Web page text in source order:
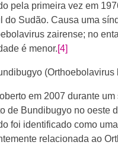
pela primeira vez em
do Sudão. Causa uma
zairense; no
é menor.[4]
(Orthoebolavirus
em 2007 durante
de Bundibugyo no oeste
foi identificado como
relacionada ao